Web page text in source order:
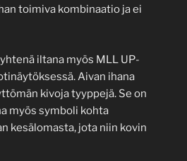
toimiva kombinaatio ja ei
iltana myös MLL UP-
Aivan ihana
kivoja tyyppejä. Se on
myös symboli kohta
kesälomasta, jota niin kovin